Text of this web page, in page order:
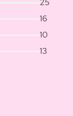
25
16
10
13